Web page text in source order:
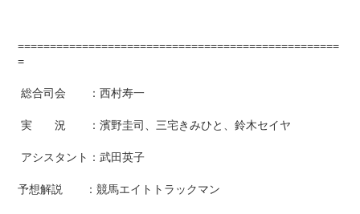
==================================================
=
総合司会 ：西村寿一
実 況 ：濱野圭司、三宅きみひと、鈴木セイヤ
アシスタント：武田英子
予想解説 ：競馬エイトトラックマン